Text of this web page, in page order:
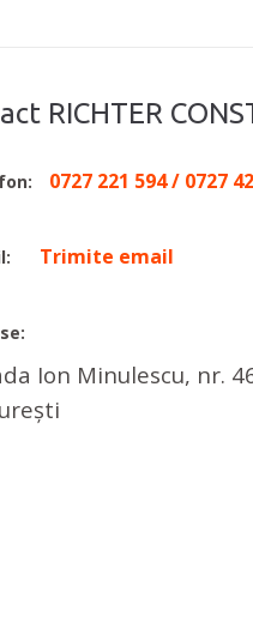
RICHTER
0727 221 594 / 0727
Trimite email
Ion Minulescu, nr.